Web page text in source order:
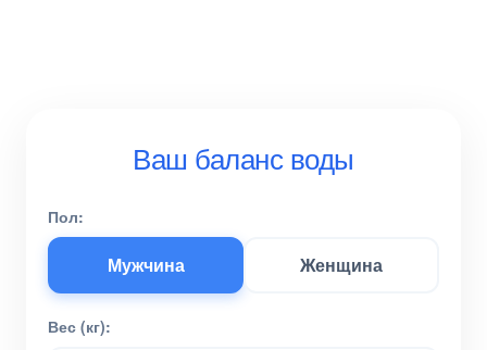
Ваш баланс воды
Пол:
Мужчина Женщина
Вес (кг):